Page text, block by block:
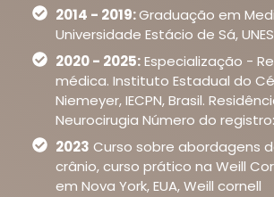
2014 - 2019:Graduação em
Universidade Estácio de Sá,
2020 - 2025:Especialização -
médica. Instituto Estadual do
Niemeyer, IECPN, Brasil.
Neurocirugia Número do registro:
2023 Curso sobre abordagens
crânio, curso prático na Weill
em Nova York, EUA, Weill cornell